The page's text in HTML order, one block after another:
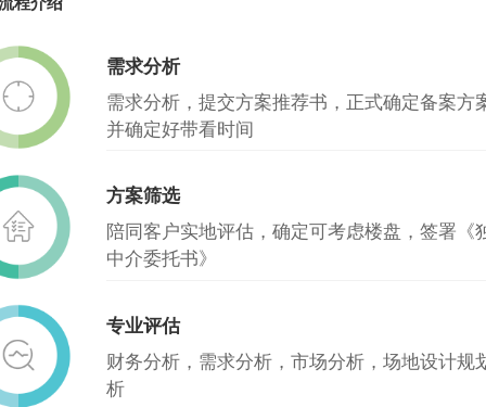
需求分析
需求分析，提交方案推荐书，正式确定备案方
并确定好带看时间
方案筛选
陪同客户实地评估，确定可考虑楼盘，签署《
中介委托书》
专业评估
财务分析，需求分析，市场分析，场地设计规
析